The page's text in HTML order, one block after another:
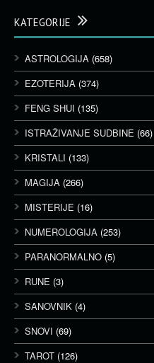
KATEGORIJE
ASTROLOGIJA (658)
EZOTERIJA (374)
FENG SHUI (135)
ISTRAŽIVANJE SUDBINE (66)
KRISTALI (133)
MAGIJA (266)
MISTERIJE (16)
NUMEROLOGIJA (253)
PARANORMALNO (5)
RUNE (3)
SANOVNIK (4)
SNOVI (69)
TAROT (126)